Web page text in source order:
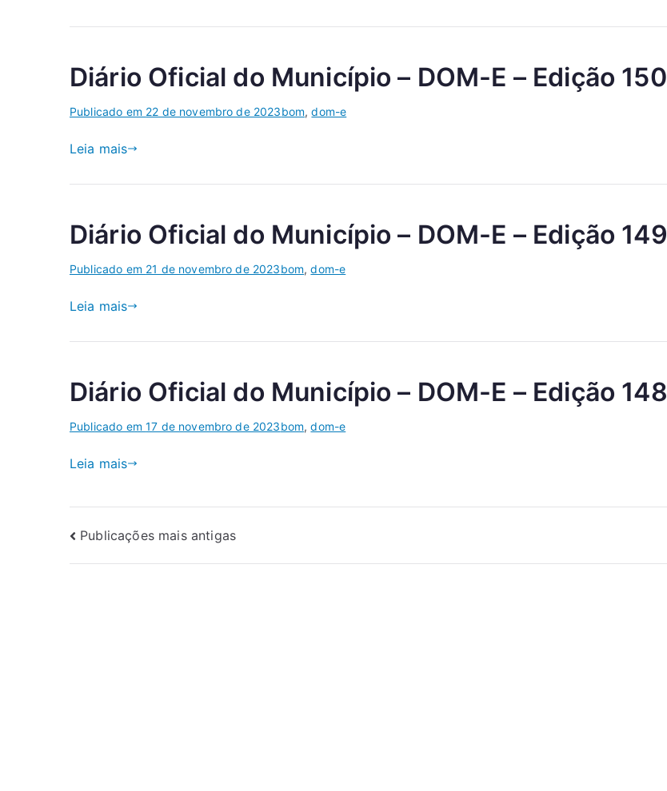
Diário Oficial do Município – DOM-E – Edição 150
Publicado em 22 de novembro de 2023bom,dom-e
Leia mais
Diário Oficial do Município – DOM-E – Edição 149
Publicado em 21 de novembro de 2023bom,dom-e
Leia mais
Diário Oficial do Município – DOM-E – Edição 148
Publicado em17 de novembro de 2023bom,dom-e
Leia mais
Publicações mais antigas